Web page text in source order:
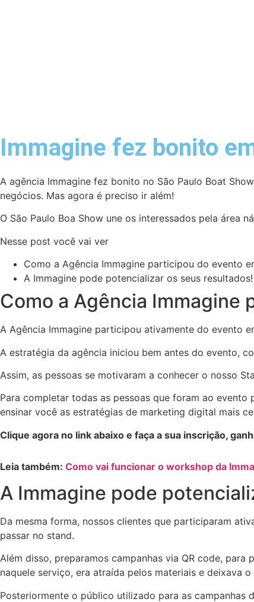
Immagine fez bonito
A agência Immagine fez bonito no São Paulo Boat
negócios. Mas agora é preciso ir além!
O São Paulo Boa Show une os interessados pela área
Nesse post você vai ver
Como a Agência Immagine participou do evento
A Immagine pode potencializar os seus resultados!
Como a Agência Immagine
A Agência Immagine participou ativamente do evento
A estratégia da agência iniciou bem antes do evento,
Assim, as pessoas se motivaram a conhecer o nosso
Para completar todas as pessoas que foram ao
ensinar você as estratégias de marketing digital mais
Clique agora no link abaixo e faça a sua inscrição,
Leia também: Como vai funcionar o workshop da
A Immagine pode
Da mesma forma, nossos clientes que participaram
passar no stand.
Além disso, preparamos campanhas via QR code,
naquele serviço, era atraída pelos materiais e deixava
Posteriormente o público utilizado para as campanhas